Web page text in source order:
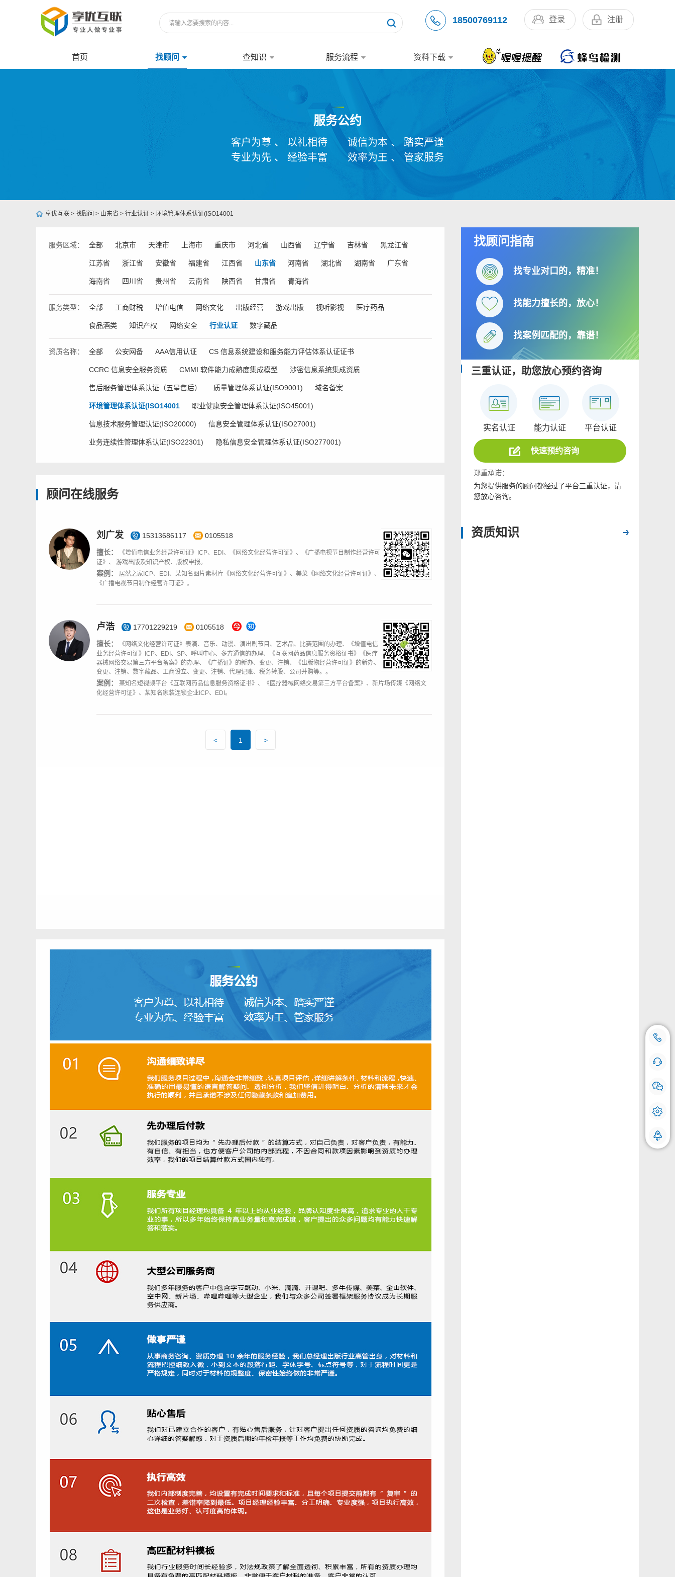
18500769112 登录 注册
首页 找顾问 查知识 服务流程 资料下载
服务公约
客户为尊 、 以礼相待
诚信为本 、 踏实严谨
专业为先 、 经验丰富
效率为王 、 管家服务
享优互联 > 找顾问 > 山东省 > 行业认证 > 环境管理体系认证(ISO14001
服务区域： 全部 北京市 天津市 上海市 重庆市 河北省 山西省 辽宁省 吉林省 黑龙江省
江苏省 浙江省 安徽省 福建省 江西省 山东省 河南省 湖北省 湖南省 广东省
海南省 四川省 贵州省 云南省 陕西省 甘肃省 青海省
服务类型： 全部 工商财税 增值电信 网络文化 出版经营 游戏出版 视听影视 医疗药品
食品酒类 知识产权 网络安全 行业认证 数字藏品
资质名称： 全部 公安网备 AAA信用认证 CS 信息系统建设和服务能力评估体系认证证书
CCRC 信息安全服务资质 CMMI 软件能力成熟度集成模型 涉密信息系统集成资质
售后服务管理体系认证（五星售后） 质量管理体系认证(ISO9001) 域名备案
环境管理体系认证(ISO14001 职业健康安全管理体系认证(ISO45001)
信息技术服务管理认证(ISO20000) 信息安全管理体系认证(ISO27001)
业务连续性管理体系认证(ISO22301) 隐私信息安全管理体系认证(ISO277001)
顾问在线服务
刘广发 15313686117 0105518
擅长：
《增值电信业务经营许可证》ICP、EDI、《网络文化经营许可证》、《广播电视节目制作经营许可
证》、 游戏出版及知识产权、版权申报。
案例：
居然之家ICP、EDI、某知名图片素材库《网络文化经营许可证》、美菜《网络文化经营许可证》、
《广播电视节目制作经营许可证》。
卢浩 17701229219 0105518
擅长：
《网络文化经营许可证》表演、音乐、动漫、演出剧节目、艺术品、比赛范围的办理、《增值电信
业务经营许可证》ICP、EDI、SP、呼叫中心、多方通信的办理、《互联网药品信息服务资格证书》《医疗
器械网络交易第三方平台备案》的办理、《广播证》的新办、变更、注销、《出版物经营许可证》的新办、
变更、注销、数字藏品、工商设立、变更、注销、代理记账、税务转股、公司并购等。。
案例：
某知名短视频平台《互联网药品信息服务资格证书》、《医疗器械网络交易第三方平台备案》、新片场传媒《网络文
化经营许可证》、某知名家装连锁企业ICP、EDI。
< 1 >
找顾问指南
找专业对口的，精准！
找能力擅长的，放心！
找案例匹配的，靠谱！
三重认证，助您放心预约咨询
实名认证 能力认证 平台认证
快速预约咨询
郑重承诺：
为您提供服务的顾问都经过了平台三重认证，请
您放心咨询。
资质知识